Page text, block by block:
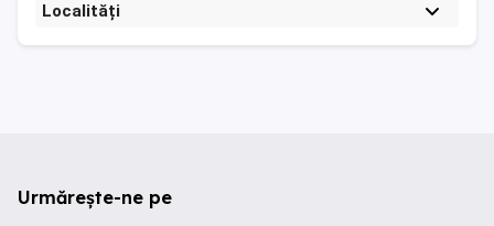
Localități
Urmărește-ne pe